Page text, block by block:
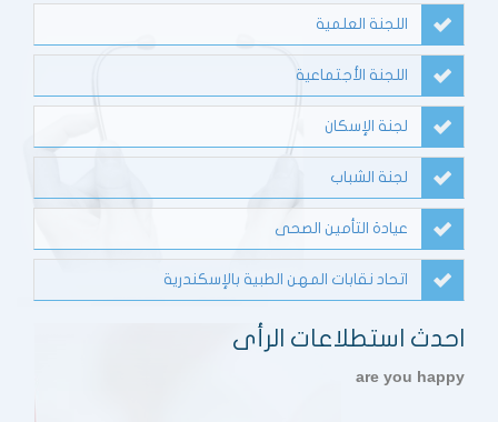
اللجنة العلمية
اللجنة الأجتماعية
لجنة الإسكان
لجنة الشباب
عيادة التأمين الصحى
اتحاد نقابات المهن الطبية بالإسكندرية
احدث استطلاعات الرأى
are you happy